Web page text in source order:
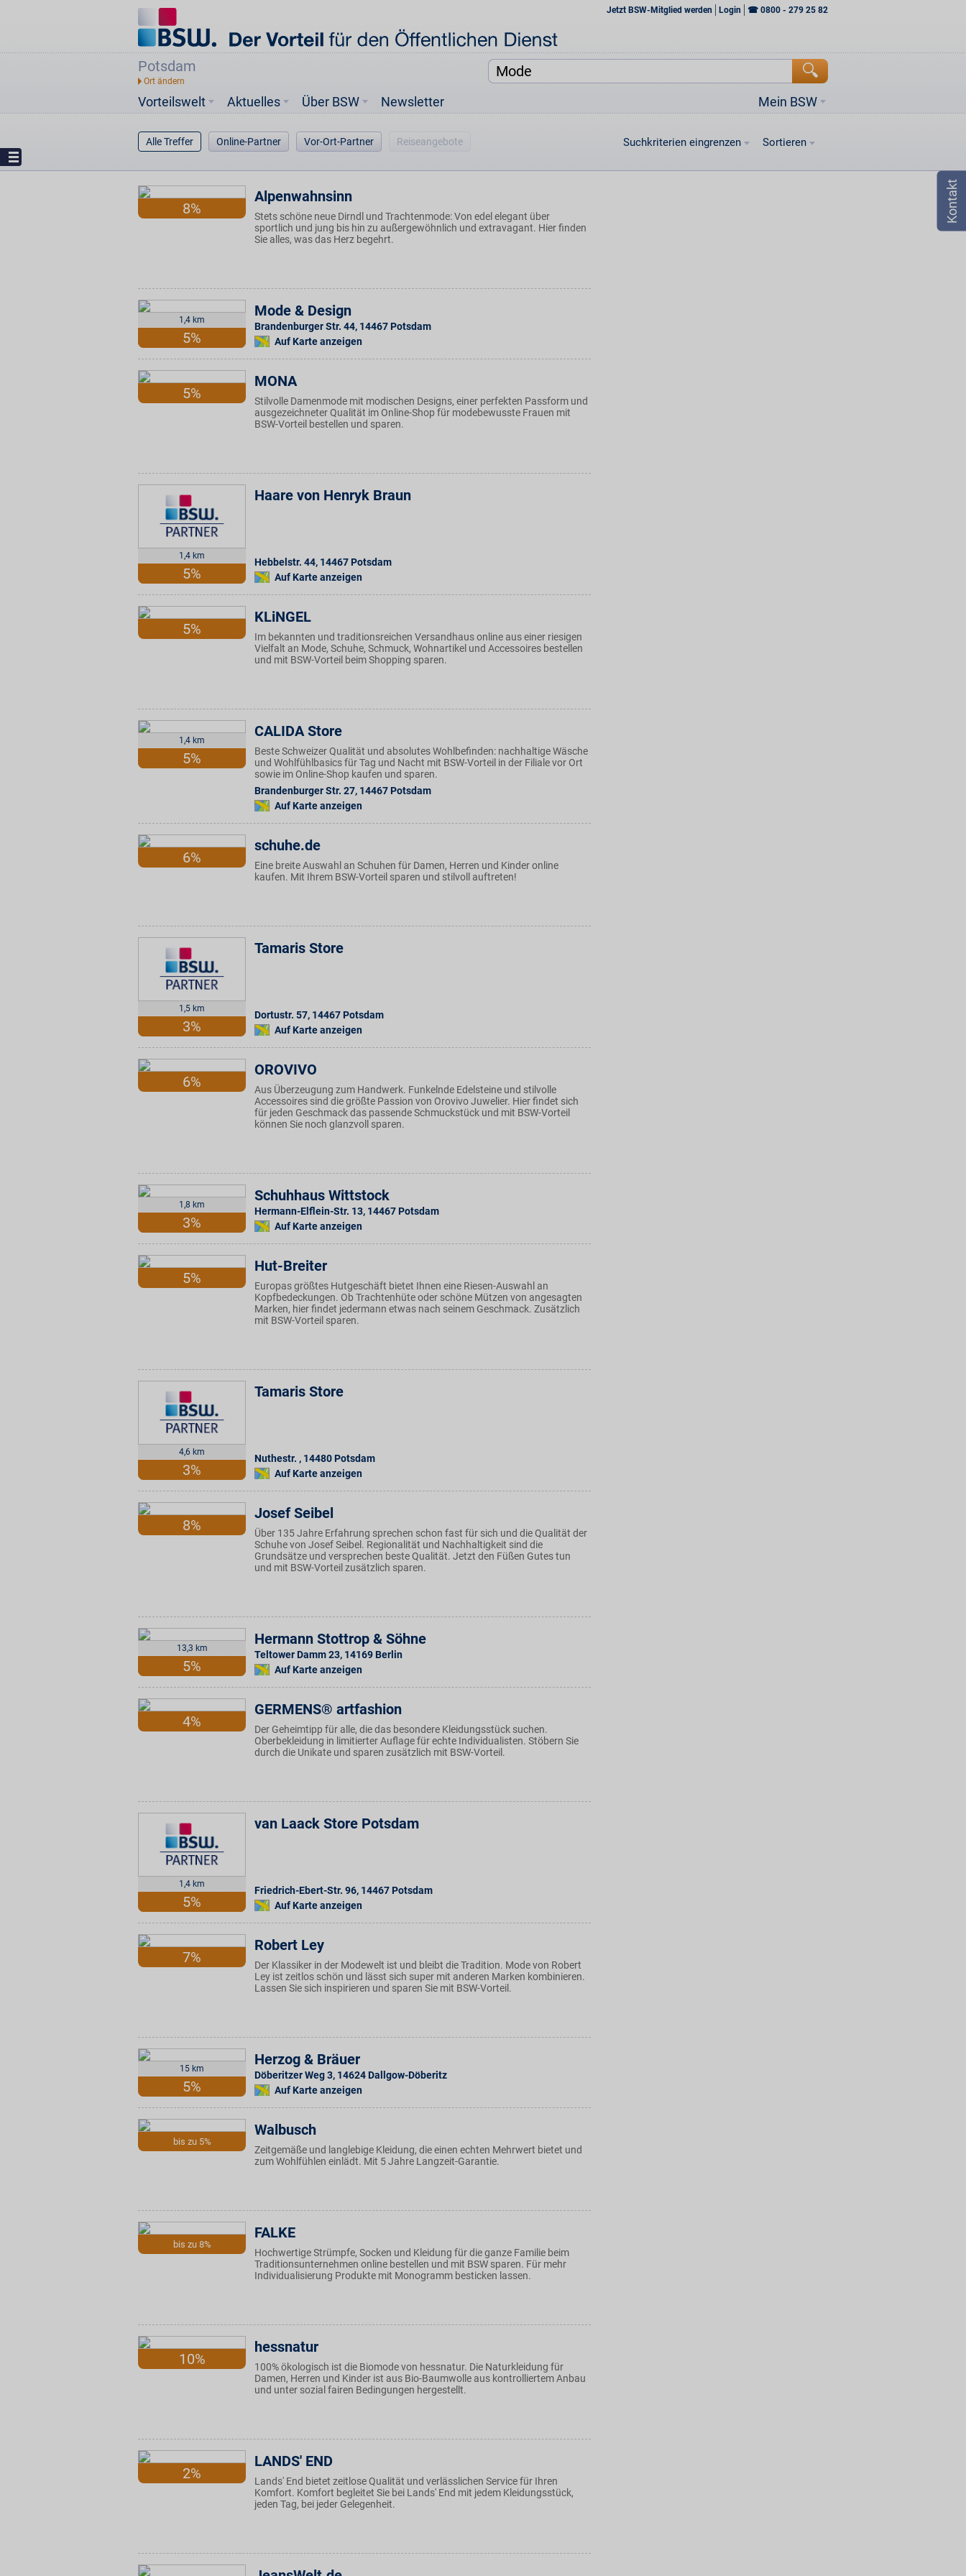
Jetzt BSW-Mitglied werden Login ☎ 0800 - 279 25 82
Potsdam
Vorteilswelt Mein BSW
Aktuelles Über BSW Newsletter
Alle Treffer Online-Partner Vor-Ort-Partner Reiseangebote Suchkriterien eingrenzen Sortieren
8%
Alpenwahnsinn
Stets schöne neue Dirndl und Trachtenmode: Von edel elegant über
sportlich und jung bis hin zu außergewöhnlich und extravagant. Hier finden
Sie alles, was das Herz begehrt.
1,4 km
5%
Mode & Design
Brandenburger Str. 44, 14467 Potsdam
Auf Karte anzeigen
5%
MONA
Stilvolle Damenmode mit modischen Designs, einer perfekten Passform und
ausgezeichneter Qualität im Online-Shop für modebewusste Frauen mit
BSW-Vorteil bestellen und sparen.
1,4 km
5%
Haare von Henryk Braun
Hebbelstr. 44, 14467 Potsdam
Auf Karte anzeigen
5%
KLiNGEL
Im bekannten und traditionsreichen Versandhaus online aus einer riesigen
Vielfalt an Mode, Schuhe, Schmuck, Wohnartikel und Accessoires bestellen
und mit BSW-Vorteil beim Shopping sparen.
1,4 km
5%
CALIDA Store
Beste Schweizer Qualität und absolutes Wohlbefinden: nachhaltige Wäsche
und Wohlfühlbasics für Tag und Nacht mit BSW-Vorteil in der Filiale vor Ort
sowie im Online-Shop kaufen und sparen.
Brandenburger Str. 27, 14467 Potsdam
Auf Karte anzeigen
6%
schuhe.de
Eine breite Auswahl an Schuhen für Damen, Herren und Kinder online
kaufen. Mit Ihrem BSW-Vorteil sparen und stilvoll auftreten!
1,5 km
3%
Tamaris Store
Dortustr. 57, 14467 Potsdam
Auf Karte anzeigen
6%
OROVIVO
Aus Überzeugung zum Handwerk. Funkelnde Edelsteine und stilvolle
Accessoires sind die größte Passion von Orovivo Juwelier. Hier findet sich
für jeden Geschmack das passende Schmuckstück und mit BSW-Vorteil
können Sie noch glanzvoll sparen.
1,8 km
3%
Schuhhaus Wittstock
Hermann-Elflein-Str. 13, 14467 Potsdam
Auf Karte anzeigen
5%
Hut-Breiter
Europas größtes Hutgeschäft bietet Ihnen eine Riesen-Auswahl an
Kopfbedeckungen. Ob Trachtenhüte oder schöne Mützen von angesagten
Marken, hier findet jedermann etwas nach seinem Geschmack. Zusätzlich
mit BSW-Vorteil sparen.
4,6 km
3%
Tamaris Store
Nuthestr. , 14480 Potsdam
Auf Karte anzeigen
8%
Josef Seibel
Über 135 Jahre Erfahrung sprechen schon fast für sich und die Qualität der
Schuhe von Josef Seibel. Regionalität und Nachhaltigkeit sind die
Grundsätze und versprechen beste Qualität. Jetzt den Füßen Gutes tun
und mit BSW-Vorteil zusätzlich sparen.
13,3 km
5%
Hermann Stottrop & Söhne
Teltower Damm 23, 14169 Berlin
Auf Karte anzeigen
4%
GERMENS® artfashion
Der Geheimtipp für alle, die das besondere Kleidungsstück suchen.
Oberbekleidung in limitierter Auflage für echte Individualisten. Stöbern Sie
durch die Unikate und sparen zusätzlich mit BSW-Vorteil.
1,4 km
5%
van Laack Store Potsdam
Friedrich-Ebert-Str. 96, 14467 Potsdam
Auf Karte anzeigen
7%
Robert Ley
Der Klassiker in der Modewelt ist und bleibt die Tradition. Mode von Robert
Ley ist zeitlos schön und lässt sich super mit anderen Marken kombinieren.
Lassen Sie sich inspirieren und sparen Sie mit BSW-Vorteil.
15 km
5%
Herzog & Bräuer
Döberitzer Weg 3, 14624 Dallgow-Döberitz
Auf Karte anzeigen
bis zu 5%
Walbusch
Zeitgemäße und langlebige Kleidung, die einen echten Mehrwert bietet und
zum Wohlfühlen einlädt. Mit 5 Jahre Langzeit-Garantie.
bis zu 8%
FALKE
Hochwertige Strümpfe, Socken und Kleidung für die ganze Familie beim
Traditionsunternehmen online bestellen und mit BSW sparen. Für mehr
Individualisierung Produkte mit Monogramm besticken lassen.
10%
hessnatur
100% ökologisch ist die Biomode von hessnatur. Die Naturkleidung für
Damen, Herren und Kinder ist aus Bio-Baumwolle aus kontrolliertem Anbau
und unter sozial fairen Bedingungen hergestellt.
2%
LANDS' END
Lands' End bietet zeitlose Qualität und verlässlichen Service für Ihren
Komfort. Komfort begleitet Sie bei Lands' End mit jedem Kleidungsstück,
jeden Tag, bei jeder Gelegenheit.